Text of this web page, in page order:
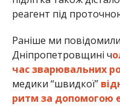
реагент під
Раніше ми
Дніпропетровщині ч
час зварювальних
медики “швидкої”
ритм за допомогою